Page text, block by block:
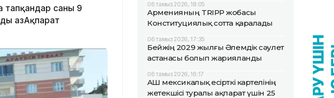
тапқандар саны 9
ҚазАқпарат
06 тамыз 2026, 18:05
Арменияның TRIPP жобасы
Конституциялық сотта қаралады
06 тамыз 2026, 17:35
Бейжің 2029 жылғы Әлемдік сәулет
астанасы болып жарияланды
06 тамыз 2026, 16:17
АҚШ мексикалық есірткі картелінің
жетекшісі туралы ақпарат үшін 25